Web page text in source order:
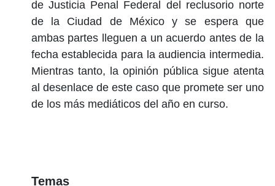
de Justicia Penal Federal del reclusorio norte
de la Ciudad de México y se espera que
ambas partes lleguen a un acuerdo antes de la
fecha establecida para la audiencia intermedia.
Mientras tanto, la opinión pública sigue atenta
al desenlace de este caso que promete ser uno
de los más mediáticos del año en curso.
Temas